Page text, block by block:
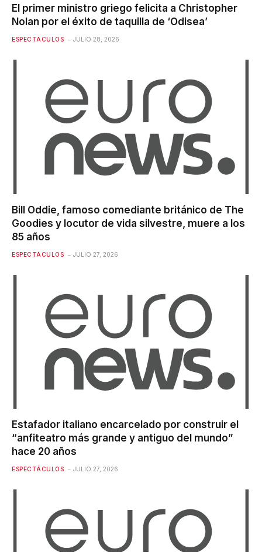
El primer ministro griego felicita a Christopher
Nolan por el éxito de taquilla de ‘Odisea’
ESPECTÁCULOS JULIO 28, 2026
Bill Oddie, famoso comediante británico de The
Goodies y locutor de vida silvestre, muere a los
85 años
ESPECTÁCULOS JULIO 27, 2026
Estafador italiano encarcelado por construir el
“anfiteatro más grande y antiguo del mundo”
hace 20 años
ESPECTÁCULOS JULIO 27, 2026